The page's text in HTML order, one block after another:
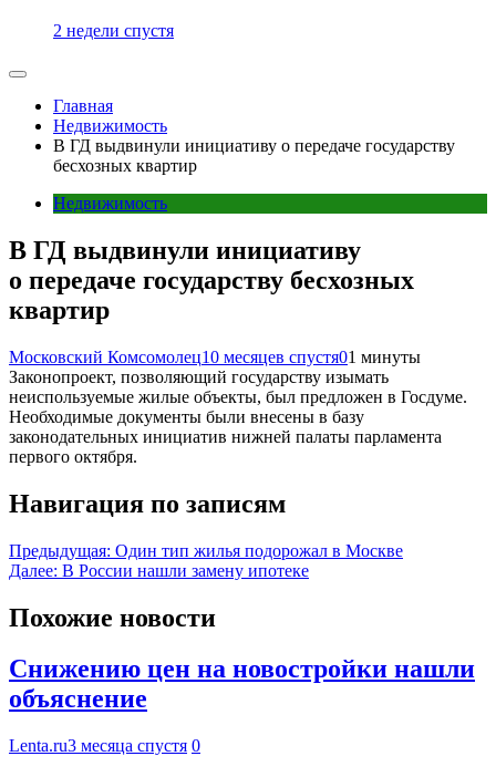
2 недели спустя
Главная
Недвижимость
В ГД выдвинули инициативу о передаче государству
бесхозных квартир
Недвижимость
В ГД выдвинули инициативу
о передаче государству бесхозных
квартир
Московский Комсомолец10 месяцев спустя01 минуты
Законопроект, позволяющий государству изымать
неиспользуемые жилые объекты, был предложен в Госдуме.
Необходимые документы были внесены в базу
законодательных инициатив нижней палаты парламента
первого октября.
Навигация по записям
Предыдущая: Один тип жилья подорожал в Москве
Далее: В России нашли замену ипотеке
Похожие новости
Снижению цен на новостройки нашли
объяснение
Lenta.ru3 месяца спустя 0